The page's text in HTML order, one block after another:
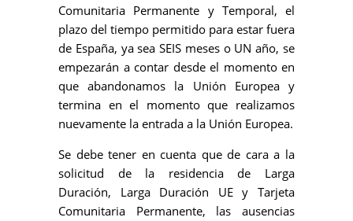
Comunitaria Permanente y Temporal, el
plazo del tiempo permitido para estar fuera
de España, ya sea SEIS meses o UN año, se
empezarán a contar desde el momento en
que abandonamos la Unión Europea y
termina en el momento que realizamos
nuevamente la entrada a la Unión Europea.
Se debe tener en cuenta que de cara a la
solicitud de la residencia de Larga
Duración, Larga Duración UE y Tarjeta
Comunitaria Permanente, las ausencias